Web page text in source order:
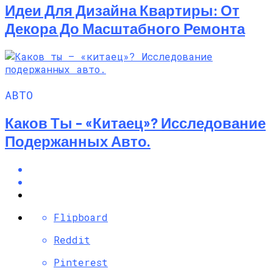
Идеи Для Дизайна Квартиры: От
Декора До Масштабного Ремонта
АВТО
Каков Ты – «китаец»? Исследование
Подержанных Авто.
Flipboard
Reddit
Pinterest